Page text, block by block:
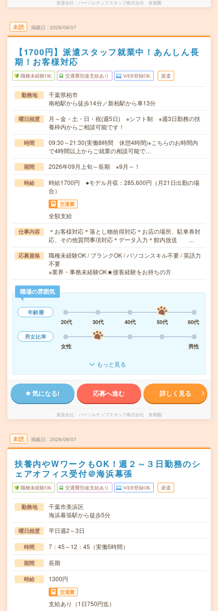
派遣会社 パーソルテンプスタッフ株式会社 首都圏
未読 掲載日 2026/08/07
【1700円】派遣スタッフ就業中！あんしん長
期！お客様対応
職種未経験OK 交通費別途支給あり WEB登録OK 派遣
勤務地
千葉県柏市
南柏駅から徒歩14分／新柏駅から車13分
曜日頻度
月～金・土・日・祝(週5日) ※シフト制 ※週3日勤務の扶
養枠内からご相談可能です！
時間
09:30～21:30(実働8時間 休憩4時間)※こちらのお時間内
で4時間以上からご就業の相談可能で…
期間 2026年09月上旬～長期 ※9月～！
時給
時給1700円 ●モデル月収：285,600円（月21日出勤の場
合）
交通費
全額支給
仕事内容
＊お客様対応＊落とし物拾得対応＊お店の場所、駐車券対
応、その他質問事項対応＊データ入力＊館内放送 …
応募資格
職種未経験OK / ブランクOK / パソコンスキル不要 / 英語力
不要
※業界・事務未経験OK★接客経験をお持ちの方
職場の雰囲気
年齢層
20代
30代 40代 50代
60代
男女比率
女性
男性
もっと見る
気になる! 応募へ進む 詳しく見る
派遣会社 パーソルテンプスタッフ株式会社 首都圏
未読 掲載日 2026/08/07
扶養内やWワークもOK！週２～３日勤務のシ
ェアオフィス受付＠海浜幕張
職種未経験OK 交通費別途支給あり WEB登録OK 派遣
勤務地
千葉市美浜区
海浜幕張駅から徒歩5分
曜日頻度 平日週2～3日
時間 7：45～12：45（実働5時間）
期間 長期
時給 1300円
交通費
支給あり（1日750円迄）